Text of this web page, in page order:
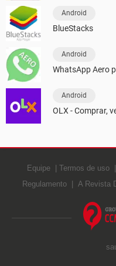
Android
BlueStacks
Android
WhatsApp Aero
Android
OLX - Comprar,
Equipe Termos de uso
Regulamento
A Revista